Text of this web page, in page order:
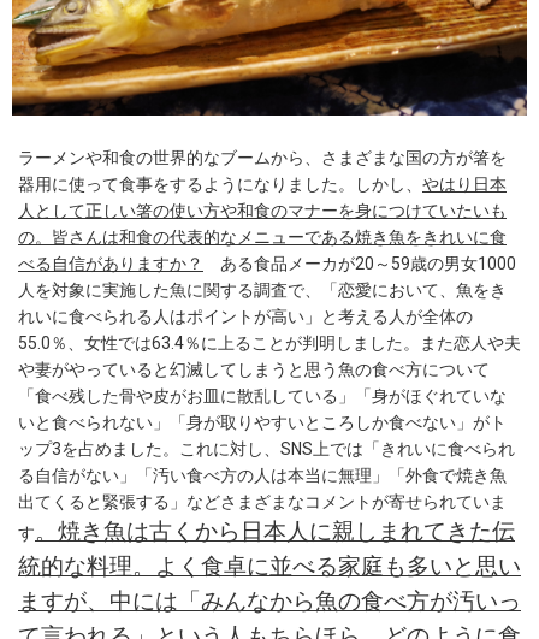
ラーメンや和食の世界的なブームから、さまざまな国の方が箸を
器用に使って食事をするようになりました。しかし、 やはり日本
人として正しい箸の使い方や和食のマナーを身につけていたいも
の。皆さんは和食の代表的なメニューである焼き魚をきれいに食
べる自信がありますか？
ある食品メーカが20～59歳の男女1000
人を対象に実施した魚に関する調査で、「恋愛において、魚をき
れいに食べられる人はポイントが高い」と考える人が全体の
55.0％、女性では63.4％に上ることが判明しました。また恋人や夫
や妻がやっていると幻滅してしまうと思う魚の食べ方について
「食べ残した骨や皮がお皿に散乱している」「身がほぐれていな
いと食べられない」「身が取りやすいところしか食べない」がト
ップ3を占めました。これに対し、SNS上では「きれいに食べられ
る自信がない」「汚い食べ方の人は本当に無理」「外食で焼き魚
出てくると緊張する」などさまざまなコメントが寄せられていま
す。焼き魚は古くから日本人に親しまれてきた伝
統的な料理。よく食卓に並べる家庭も多いと思い
ますが、中には「みんなから魚の食べ方が汚いっ